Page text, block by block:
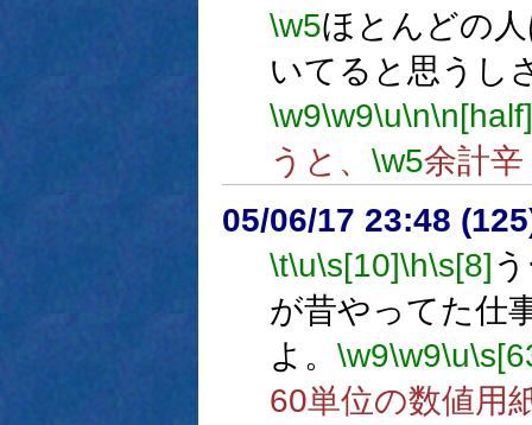
\w5ほとんどの
いてると思うし
\w9\w9\u\n\n[half]
うと、 \w5余計
05/06/17 23:48
\t\u\s[10]\h\s[8]
が昔やってた仕
よ。 \w9\w9\u
60単位の数値用